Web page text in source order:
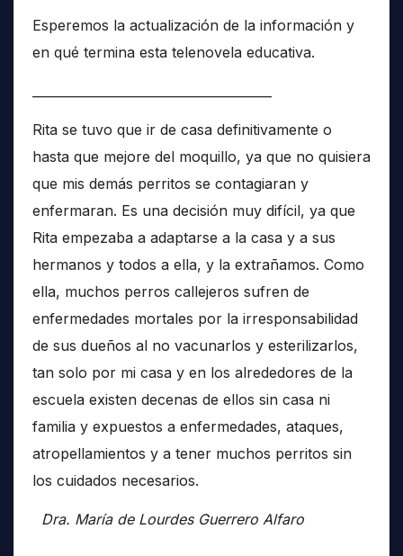
Esperemos la actualización de la información y
en qué termina esta telenovela educativa.
Rita se tuvo que ir de casa definitivamente o
hasta que mejore del moquillo, ya que no quisiera
que mis demás perritos se contagiaran y
enfermaran. Es una decisión muy difícil, ya que
Rita empezaba a adaptarse a la casa y a sus
hermanos y todos a ella, y la extrañamos. Como
ella, muchos perros callejeros sufren de
enfermedades mortales por la irresponsabilidad
de sus dueños al no vacunarlos y esterilizarlos,
tan solo por mi casa y en los alrededores de la
escuela existen decenas de ellos sin casa ni
familia y expuestos a enfermedades, ataques,
atropellamientos y a tener muchos perritos sin
los cuidados necesarios.
Dra. María de Lourdes Guerrero Alfaro